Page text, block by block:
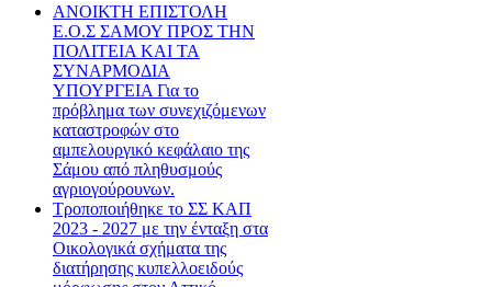
ΑΝΟΙΚΤΗ ΕΠΙΣΤΟΛΗ
Ε.Ο.Σ ΣΑΜΟΥ ΠΡΟΣ ΤΗΝ
ΠΟΛΙΤΕΙΑ ΚΑΙ ΤΑ
ΣΥΝΑΡΜΟΔΙΑ
ΥΠΟΥΡΓΕΙΑ Για το
πρόβλημα των συνεχιζόμενων
καταστροφών στο
αμπελουργικό κεφάλαιο της
Σάμου από πληθυσμούς
αγριογούρουνων.
Τροποποιήθηκε το ΣΣ ΚΑΠ
2023 - 2027 με την ένταξη στα
Οικολογικά σχήματα της
διατήρησης κυπελλοειδούς